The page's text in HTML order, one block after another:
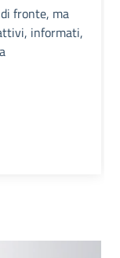
fronte, ma
informati,